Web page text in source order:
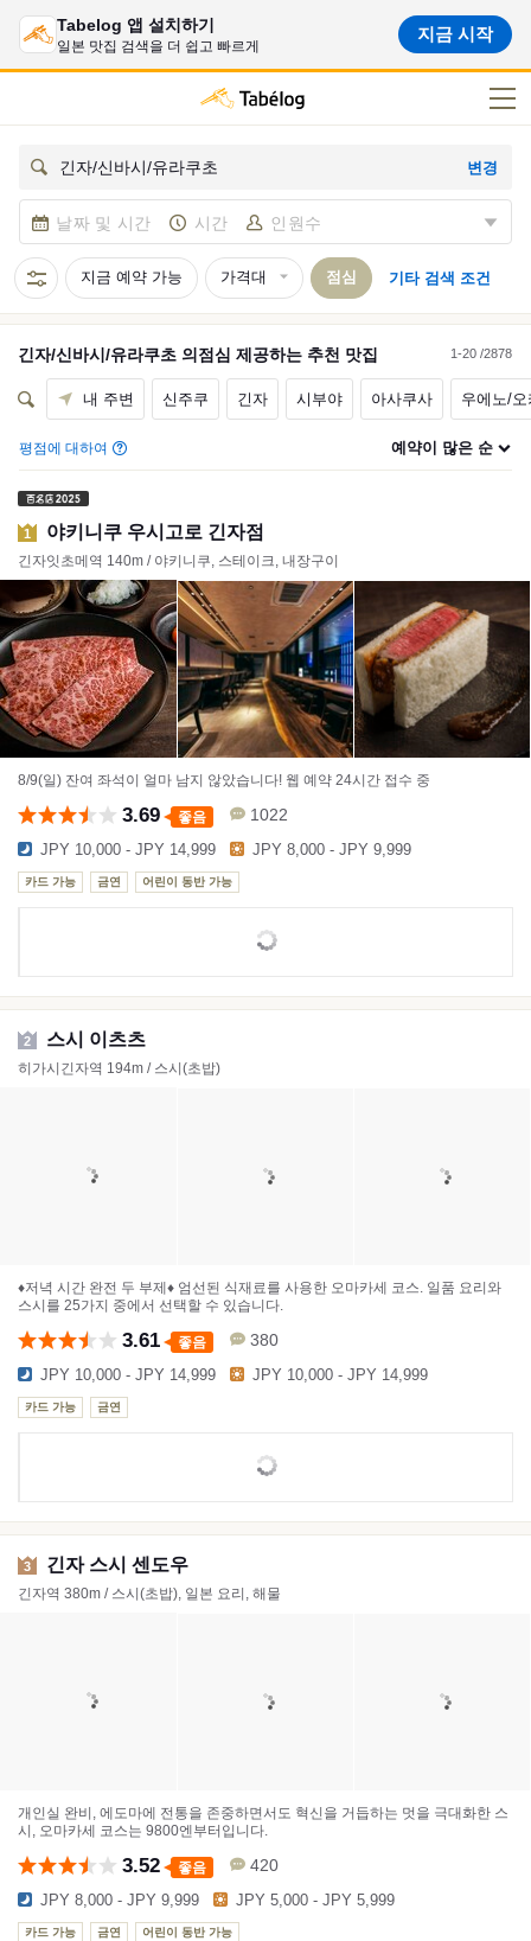
Tabelog 앱 설치하기
일본 맛집 검색을 더 쉽고 빠르게
지금 시작
긴자/신바시/유라쿠초 변경
날짜 및 시간 시간 인원수
지금 예약 가능 가격대 점심 기타 검색 조건
긴자/신바시/유라쿠초 의 점심 제공하는 추천 맛집 1-20 /2878
내 주변 신주쿠 긴자 시부야 아사쿠사 우에노/
평점에 대하여 예약이 많은 순
1 야키니쿠 우시고로 긴자점
긴자잇초메역 140m / 야키니쿠, 스테이크, 내장구이
8/9(일) 잔여 좌석이 얼마 남지 않았습니다! 웹 예약 24시간 접수 중
3.69 좋음 1022
JPY 10,000 - JPY 14,999 JPY 8,000 - JPY 9,999
카드 가능 금연 어린이 동반 가능
2 스시 이츠츠
히가시긴자역 194m / 스시(초밥)
♦저녁 시간 완전 두 부제♦ 엄선된 식재료를 사용한 오마카세 코스. 일품 요리와
스시를 25가지 중에서 선택할 수 있습니다.
3.61 좋음 380
JPY 10,000 - JPY 14,999 JPY 10,000 - JPY 14,999
카드 가능 금연
3 긴자 스시 센도우
긴자역 380m / 스시(초밥), 일본 요리, 해물
개인실 완비, 에도마에 전통을 존중하면서도 혁신을 거듭하는 멋을 극대화한 스
시, 오마카세 코스는 9800엔부터입니다.
3.52 좋음 420
JPY 8,000 - JPY 9,999 JPY 5,000 - JPY 5,999
카드 가능 금연 어린이 동반 가능